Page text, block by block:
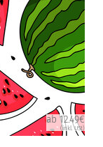
ab 12.49€
(inkl. USt)